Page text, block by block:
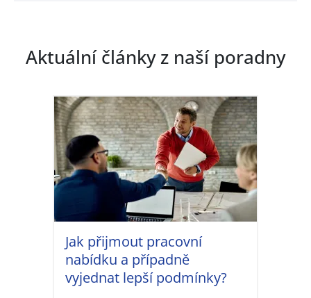
Aktuální článkyz naší poradny
Jak přijmout pracovní
nabídku a případně
vyjednat lepší podmínky?